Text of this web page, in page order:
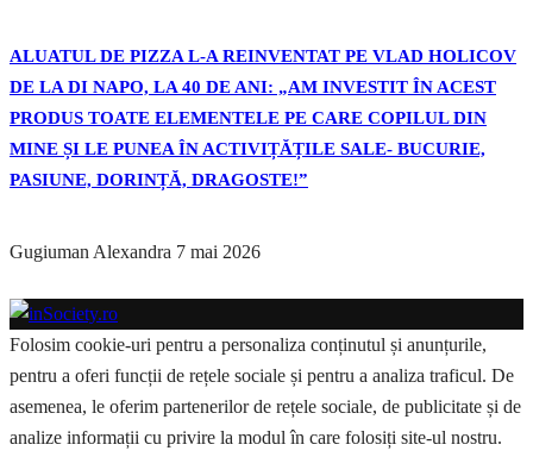
ALUATUL DE PIZZA L-A REINVENTAT PE VLAD HOLICOV
DE LA DI NAPO, LA 40 DE ANI: „AM INVESTIT ÎN ACEST
PRODUS TOATE ELEMENTELE PE CARE COPILUL DIN
MINE ȘI LE PUNEA ÎN ACTIVIȚĂȚILE SALE- BUCURIE,
PASIUNE, DORINȚĂ, DRAGOSTE!”
Gugiuman Alexandra 7 mai 2026
Folosim cookie-uri pentru a personaliza conținutul și anunțurile,
pentru a oferi funcții de rețele sociale și pentru a analiza traficul. De
asemenea, le oferim partenerilor de rețele sociale, de publicitate și de
analize informații cu privire la modul în care folosiți site-ul nostru.